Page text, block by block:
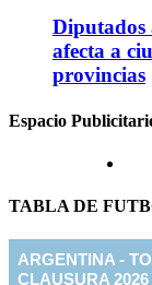
Diputados
afecta a
provincias
Espacio
TABLA DE